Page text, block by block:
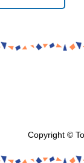
Copyright ©